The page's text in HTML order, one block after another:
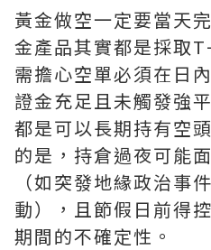
黃金做空一定要當天
金產品其實都是採取
需擔心空單必須在日
證金充足且未觸發強
都是可以長期持有空
的是，持倉過夜可能
（如突發地緣政治事
動），且節假日前得
期間的不確定性。